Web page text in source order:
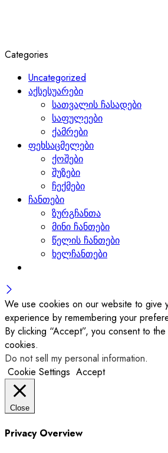
Categories
Uncategorized
აქსესუარები
სათვალის ჩასადები
საფულეები
ქამრები
ფეხსაცმელები
ქოშები
შუზები
ჩექმები
ჩანთები
ზურგჩანთა
მინი ჩანთები
წელის ჩანთები
ხელჩანთები
We use cookies on our website to give
experience by remembering your
By clicking “Accept”, you consent to
cookies.
Do not sell my personal information.
Cookie Settings Accept
Close
Privacy Overview